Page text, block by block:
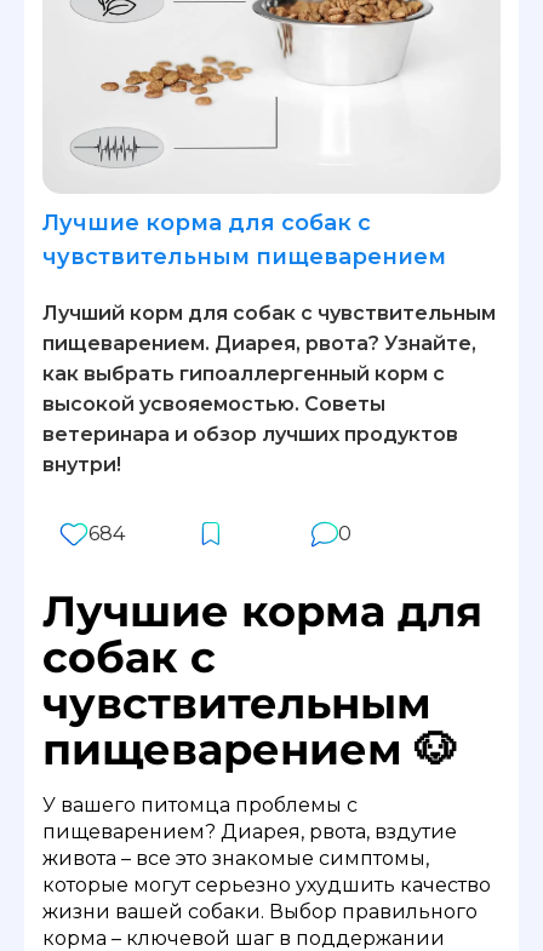
Лучшие корма для собак с
чувствительным пищеварением
Лучший корм для собак с чувствительным
пищеварением. Диарея, рвота? Узнайте,
как выбрать гипоаллергенный корм с
высокой усвояемостью. Советы
ветеринара и обзор лучших продуктов
внутри!
684 0
Лучшие корма для
собак с
чувствительным
пищеварением 🐶
У вашего питомца проблемы с
пищеварением? Диарея, рвота, вздутие
живота – все это знакомые симптомы,
которые могут серьезно ухудшить качество
жизни вашей собаки. Выбор правильного
корма – ключевой шаг в поддержании